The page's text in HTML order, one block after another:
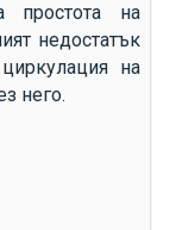
простота на
недостатък
на
него.